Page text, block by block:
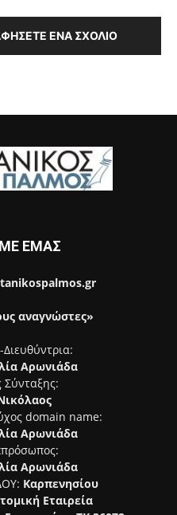
ΈΝΑ ΣΧΌΛΙΟ
ΕΜΑΣ
αναγνώστες»
Διευθύντρια:
Αρωνιάδα
Σύνταξης:
domain name:
Αρωνιάδα
Αρωνιάδα
Καρπενησίου
Εταιρεία